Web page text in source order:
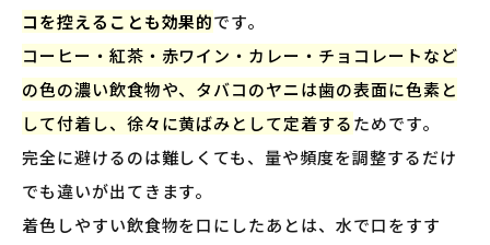
コを控えることも効果的です。
コーヒー・紅茶・赤ワイン・カレー・チョコレートなど
の色の濃い飲食物や、タバコのヤニは歯の表面に色素と
して付着し、徐々に黄ばみとして定着するためです。
完全に避けるのは難しくても、量や頻度を調整するだけ
でも違いが出てきます。
着色しやすい飲食物を口にしたあとは、水で口をすす